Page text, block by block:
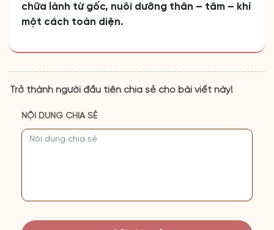
chữa lành từ gốc, nuôi dưỡng thân – tâm – khí
một cách toàn diện.
Trở thành người đầu tiên chia sẻ cho bài viết này!
NỘI DUNG CHIA SẺ